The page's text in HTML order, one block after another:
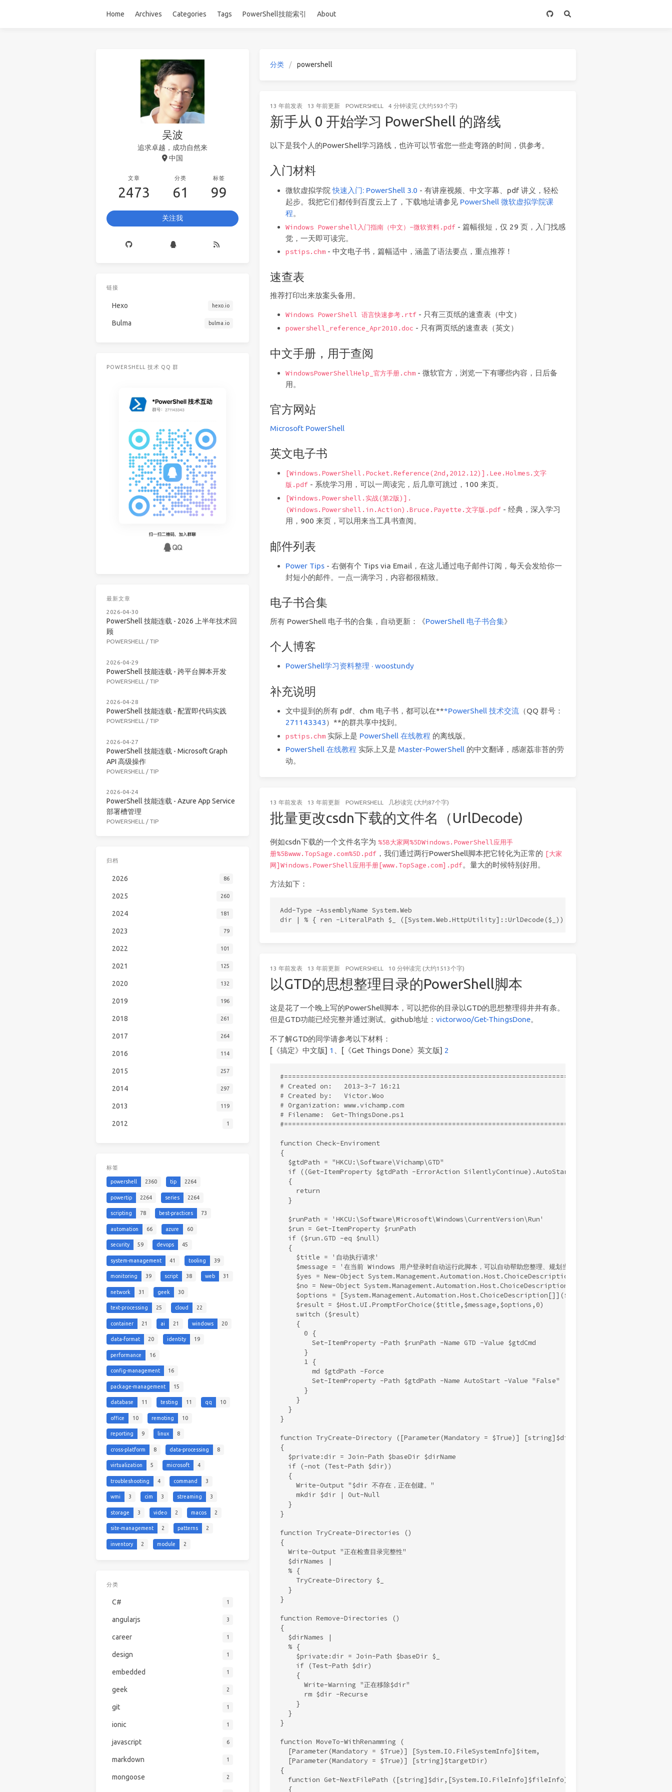
Home Archives Categories Tags PowerShell技能索引 About
分类 powershell
13 年前发表 13 年前更新 POWERSHELL 4 分钟读完 (大约593个字)
新手从 0 开始学习 PowerShell 的路线
以下是我个人的PowerShell学习路线，也许可以节省您一些走弯路的时间，供参考。
入门材料
微软虚拟学院快速入门: PowerShell 3.0 - 有讲座视频、中文字幕、pdf 讲义，轻松
起步。我把它们都传到百度云上了，下载地址请参见 PowerShell 微软虚拟学院课
程。
Windows Powershell入门指南（中文）-微软资料.pdf- 篇幅很短，仅 29 页，入门找感
觉，一天即可读完。
pstips.chm- 中文电子书，篇幅适中，涵盖了语法要点，重点推荐！
速查表
推荐打印出来放案头备用。
Windows PowerShell 语言快速参考.rtf- 只有三页纸的速查表（中文）
powershell_reference_Apr2010.doc - 只有两页纸的速查表（英文）
中文手册，用于查阅
WindowsPowerShellHelp_官方手册.chm- 微软官方，浏览一下有哪些内容，日后备
用。
官方网站
Microsoft PowerShell
英文电子书
[Windows.PowerShell.Pocket.Reference(2nd,2012.12)].Lee.Holmes.文字
版.pdf- 系统学习用，可以一周读完，后几章可跳过，100 来页。
[Windows.Powershell.实战(第2版)].
(Windows.Powershell.in.Action).Bruce.Payette.文字版.pdf- 经典，深入学习
用，900 来页，可以用来当工具书查阅。
邮件列表
Power Tips- 右侧有个 Tips via Email，在这儿通过电子邮件订阅，每天会发给你一
封短小的邮件。一点一滴学习，内容都很精致。
电子书合集
所有 PowerShell 电子书的合集，自动更新：《PowerShell 电子书合集》
个人博客
PowerShell学习资料整理 · woostundy
补充说明
文中提到的所有 pdf、chm 电子书，都可以在***PowerShell 技术交流（QQ 群号：
271143343）**的群共享中找到。
pstips.chm实际上是 PowerShell 在线教程 的离线版。
PowerShell 在线教程 实际上又是 Master-PowerShell的中文翻译，感谢荔非苔的劳
动。
13 年前发表 13 年前更新 POWERSHELL 几秒读完 (大约87个字)
批量更改csdn下载的文件名（UrlDecode)
例如csdn下载的一个文件名字为 %5B大家网%5DWindows.PowerShell应用手
册%5Bwww.TopSage.com%5D.pdf，我们通过两行PowerShell脚本把它转化为正常的 [大家
网]Windows.PowerShell应用手册[www.TopSage.com].pdf。量大的时候特别好用。
方法如下：
Add-Type -AssemblyName System.Web
13 年前发表 13 年前更新 POWERSHELL 10 分钟读完 (大约1513个字)
以GTD的思想整理目录的PowerShell脚本
这是花了一个晚上写的PowerShell脚本，可以把你的目录以GTD的思想整理得井井有条。
但是GTD功能已经完整并通过测试。github地址： victorwoo/Get-ThingsDone。
不了解GTD的同学请参考以下材料：
[《搞定》中文版] 1 、[《Get Things Done》英文版] 2
#========================================================================
# Created on:   2013-3-7 16:21
# Created by:   Victor.Woo
# Organization: www.vichamp.com
# Filename:  Get-ThingsDone.ps1
#========================================================================
function Check-Enviroment
{
  $gtdPath = "HKCU:\Software\Vichamp\GTD"
  if ((Get-ItemProperty $gtdPath -ErrorAction SilentlyContinue).AutoStart -eq "False")
  {
    return
  }
  $runPath = 'HKCU:\Software\Microsoft\Windows\CurrentVersion\Run'
  $run = Get-ItemProperty $runPath
  if ($run.GTD -eq $null)
  {
    $title = '自动执行请求'
$message = '在当前 Windows 用户登录时自动运行此脚本，可以自动帮助您整理、规划当日的工作内容。如果您选择了“是
$yes = New-Object System.Management.Automation.Host.ChoiceDescription "&Yes","Windows 用户登录时
$no = New-Object System.Management.Automation.Host.ChoiceDescription "&No","Windows 用户登录时不运
    $options = [System.Management.Automation.Host.ChoiceDescription[]]($yes,$no)
    $result = $Host.UI.PromptForChoice($title,$message,$options,0)
    switch ($result)
    {
      0 {
        Set-ItemProperty -Path $runPath -Name GTD -Value $gtdCmd
      }
      1 {
        md $gtdPath -Force
        Set-ItemProperty -Path $gtdPath -Name AutoStart -Value "False"
      }
    }
  }
}
function TryCreate-Directory ([Parameter(Mandatory = $True)] [string]$dirName)
{
  $private:dir = Join-Path $baseDir $dirName
  if (-not (Test-Path $dir))
  {
    Write-Output "$dir 不存在，正在创建。"
    mkdir $dir | Out-Null
  }
}
function TryCreate-Directories ()
{
  Write-Output "正在检查目录完整性"
  $dirNames |
  % {
    TryCreate-Directory $_
  }
}
function Remove-Directories ()
{
  $dirNames |
  % {
    $private:dir = Join-Path $baseDir $_
    if (Test-Path $dir)
    {
      Write-Warning "正在移除$dir"
      rm $dir -Recurse
    }
  }
}
function MoveTo-WithRenamming (
  [Parameter(Mandatory = $True)] [System.IO.FileSystemInfo]$item,
  [Parameter(Mandatory = $True)] [string]$targetDir)
{
  function Get-NextFilePath ([string]$dir,[System.IO.FileInfo]$fileInfo)
  {
吴波
追求卓越，成功自然来
中国
文章
2473
分类
61
标签
99
关注我
链接
Hexo hexo.io
Bulma bulma.io
POWERSHELL 技术 QQ 群
最新文章
2026-04-30
PowerShell 技能连载 - 2026 上半年技术回
顾
POWERSHELL / TIP
2026-04-29
PowerShell 技能连载 - 跨平台脚本开发
POWERSHELL / TIP
2026-04-28
PowerShell 技能连载 - 配置即代码实践
POWERSHELL / TIP
2026-04-27
PowerShell 技能连载 - Microsoft Graph
API 高级操作
POWERSHELL / TIP
2026-04-24
PowerShell 技能连载 - Azure App Service
部署槽管理
POWERSHELL / TIP
归档
2026 86
2025 260
2024 181
2023 79
2022 101
2021 125
2020 132
2019 196
2018 261
2017 264
2016 114
2015 257
2014 297
2013 119
2012 1
标签
powershell 2360 tip 2264
powertip 2264 series 2264
scripting 78 best-practices 73
automation 66 azure 60
security 59 devops 45
system-management 41 tooling 39
monitoring 39 script 38 web 31
network 31 geek 30
text-processing 25 cloud 22
container 21 ai 21 windows 20
data-format 20 identity 19
performance 16
config-management 16
package-management 15
database 11 testing 11 qq 10
office 10 remoting 10
reporting 9 linux 8
cross-platform 8 data-processing 8
virtualization 5 microsoft 4
troubleshooting 4 command 3
wmi 3 cim 3 streaming 3
storage 3 video 2 macos 2
site-management 2 patterns 2
inventory 2 module 2
分类
C# 1
angularjs 3
career 1
design 1
embedded 1
geek 2
git 1
ionic 1
javascript 6
markdown 1
mongoose 2